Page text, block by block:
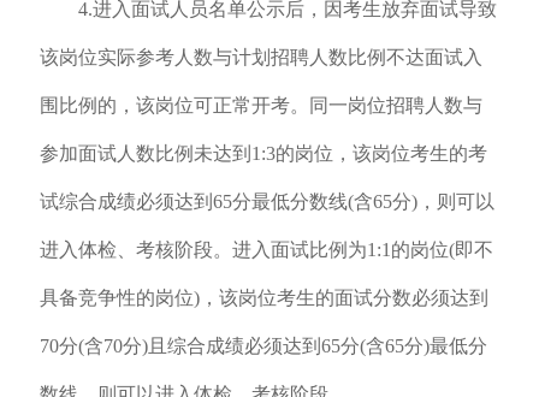
4.进入面试人员名单公示后，因考生放弃面试导致
该岗位实际参考人数与计划招聘人数比例不达面试入
围比例的，该岗位可正常开考。同一岗位招聘人数与
参加面试人数比例未达到1:3的岗位，该岗位考生的考
试综合成绩必须达到65分最低分数线(含65分)，则可以
进入体检、考核阶段。进入面试比例为1:1的岗位(即不
具备竞争性的岗位)，该岗位考生的面试分数必须达到
70分(含70分)且综合成绩必须达到65分(含65分)最低分